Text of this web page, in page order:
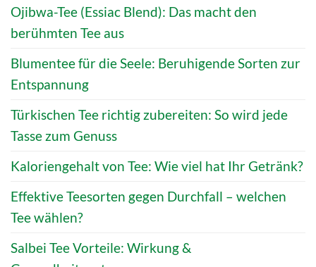
Ojibwa-Tee (Essiac Blend): Das macht den
berühmten Tee aus
Blumentee für die Seele: Beruhigende Sorten zur
Entspannung
Türkischen Tee richtig zubereiten: So wird jede
Tasse zum Genuss
Kaloriengehalt von Tee: Wie viel hat Ihr Getränk?
Effektive Teesorten gegen Durchfall – welchen
Tee wählen?
Salbei Tee Vorteile: Wirkung &